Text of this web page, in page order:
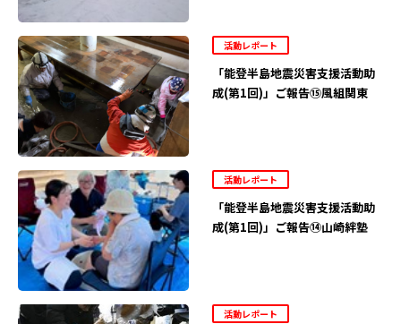
活動レポート
「能登半島地震災害支援活動助
成(第1回)」ご報告⑮風組関東
活動レポート
「能登半島地震災害支援活動助
成(第1回)」ご報告⑭山崎絆塾
活動レポート